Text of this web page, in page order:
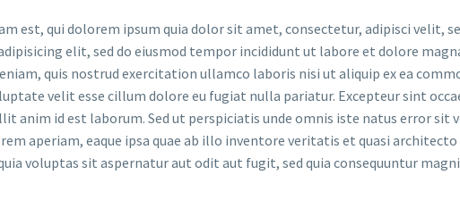
est, qui dolorem ipsum quia dolor sit amet, consectetur, adipisci velit,
elit, sed do eiusmod tempor incididunt ut labore et dolore
quis nostrud exercitation ullamco laboris nisi ut aliquip ex ea
velit esse cillum dolore eu fugiat nulla pariatur. Excepteur sint
anim id est laborum. Sed ut perspiciatis unde omnis iste natus error sit
aperiam, eaque ipsa quae ab illo inventore veritatis et quasi
voluptas sit aspernatur aut odit aut fugit, sed quia consequuntur